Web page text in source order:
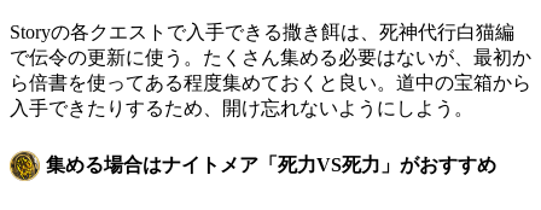
Storyの各クエストで入手できる撒き餌は、死神代行白猫編
で伝令の更新に使う。たくさん集める必要はないが、最初か
ら倍書を使ってある程度集めておくと良い。道中の宝箱から
入手できたりするため、開け忘れないようにしよう。
集める場合はナイトメア「死力VS死力」がおすすめ